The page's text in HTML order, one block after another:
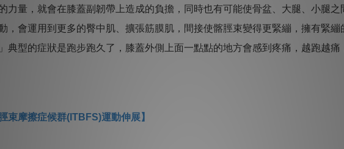
力量，就會在膝蓋副韌帶上造成的負擔，同時也有可能使骨盆、大腿、小腿
，會運用到更多的臀中肌、擴張筋膜肌，間接使髂脛束變得更緊繃，擁有緊
典型的症狀是跑步跑久了，膝蓋外側上面一點點的地方會感到疼痛，越跑越痛
脛束摩擦症候群(ITBFS)運動伸展】